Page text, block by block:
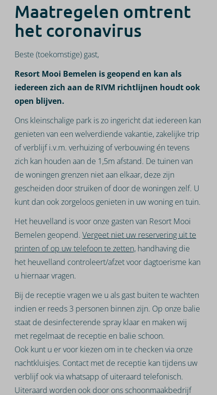
Maatregelen omtrent
het coronavirus
Beste (toekomstige) gast,
Resort Mooi Bemelen is geopend en kan als
iedereen zich aan de RIVM richtlijnen houdt ook
open blijven.
Ons kleinschalige park is zo ingericht dat iedereen kan
genieten van een welverdiende vakantie, zakelijke trip
of verblijf i.v.m. verhuizing of verbouwing én tevens
zich kan houden aan de 1,5m afstand. De tuinen van
de woningen grenzen niet aan elkaar, deze zijn
gescheiden door struiken of door de woningen zelf. U
kunt dan ook zorgeloos genieten in uw woning en tuin.
Het heuvelland is voor onze gasten van Resort Mooi
Bemelen geopend.Vergeet niet uw reservering uit te
printen of op uw telefoon te zetten, handhaving die
het heuvelland controleert/afzet voor dagtoerisme kan
u hiernaar vragen.
Bij de receptie vragen we u als gast buiten te wachten
indien er reeds 3 personen binnen zijn. Op onze balie
staat de desinfecterende spray klaar en maken wij
met regelmaat de receptie en balie schoon.
Ook kunt u er voor kiezen om in te checken via onze
nachtkluisjes. Contact met de receptie kan tijdens uw
verblijf ook via whatsapp of uiteraard telefonisch.
Uiteraard worden ook door ons schoonmaakbedrijf